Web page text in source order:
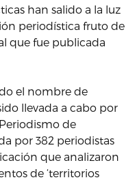
han salido a la luz
periodística fruto de
que fue publicada
el nombre de
llevada a cabo por
de
por 382 periodistas
que analizaron
de ‘territorios